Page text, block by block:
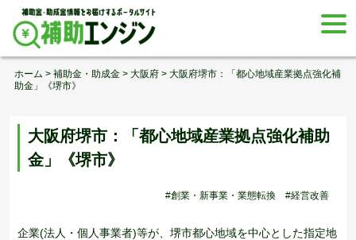
Skip
content
ホーム > 補助金・助成金 > 大阪府 > 大阪府堺市：「都心地域産業拠点強化補
助金」《堺市》
大阪府堺市：「都心地域産業拠点強化補助
金」《堺市》
#創業・新事業・業態転換 #経営改善
企業(法人・個人事業者)等が、堺市都心地域を中心とした指定地